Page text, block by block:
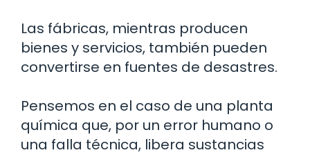
Las fábricas, mientras producen
bienes y servicios, también pueden
convertirse en fuentes de desastres.
Pensemos en el caso de una planta
química que, por un error humano o
una falla técnica, libera sustancias